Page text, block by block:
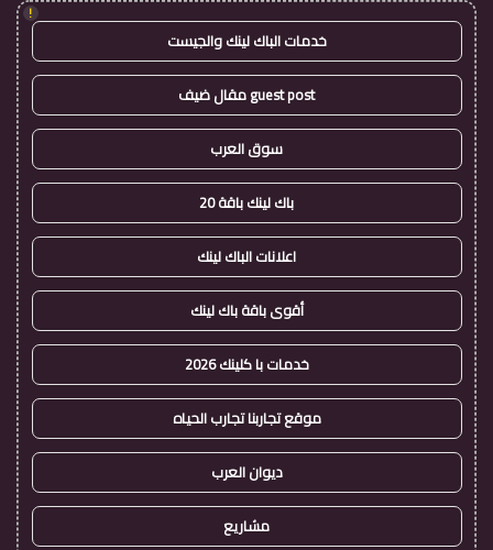
!
خدمات الباك لينك والجيست
guest post مقال ضيف
سوق العرب
باك لينك باقة 20
اعلانات الباك لينك
أقوى باقة باك لينك
خدمات با كلينك 2026
موقع تجاربنا تجارب الحياه
ديوان العرب
مشاريع